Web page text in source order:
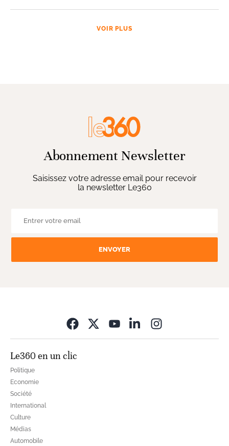
VOIR PLUS
Abonnement Newsletter
Saisissez votre adresse email pour recevoir
la newsletter Le360
ENVOYER
Le360 en un clic
Politique
Economie
Société
International
Culture
Médias
Automobile